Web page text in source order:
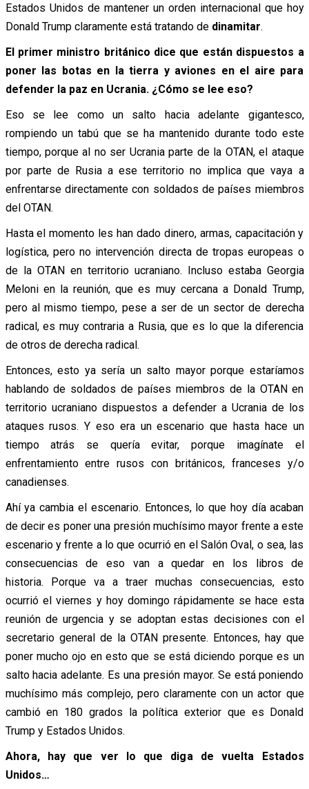
Estados Unidos de mantener un orden internacional que hoy
Donald Trump claramente está tratando de dinamitar.
El primer ministro británico dice que están dispuestos a
poner las botas en la tierra y aviones en el aire para
defender la paz en Ucrania. ¿Cómo se lee eso?
Eso se lee como un salto hacia adelante gigantesco,
rompiendo un tabú que se ha mantenido durante todo este
tiempo, porque al no ser Ucrania parte de la OTAN, el ataque
por parte de Rusia a ese territorio no implica que vaya a
enfrentarse directamente con soldados de países miembros
del OTAN.
Hasta el momento les han dado dinero, armas, capacitación y
logística, pero no intervención directa de tropas europeas o
de la OTAN en territorio ucraniano. Incluso estaba Georgia
Meloni en la reunión, que es muy cercana a Donald Trump,
pero al mismo tiempo, pese a ser de un sector de derecha
radical, es muy contraria a Rusia, que es lo que la diferencia
de otros de derecha radical.
Entonces, esto ya sería un salto mayor porque estaríamos
hablando de soldados de países miembros de la OTAN en
territorio ucraniano dispuestos a defender a Ucrania de los
ataques rusos. Y eso era un escenario que hasta hace un
tiempo atrás se quería evitar, porque imagínate el
enfrentamiento entre rusos con británicos, franceses y/o
canadienses.
Ahí ya cambia el escenario. Entonces, lo que hoy día acaban
de decir es poner una presión muchísimo mayor frente a este
escenario y frente a lo que ocurrió en el Salón Oval, o sea, las
consecuencias de eso van a quedar en los libros de
historia. Porque va a traer muchas consecuencias, esto
ocurrió el viernes y hoy domingo rápidamente se hace esta
reunión de urgencia y se adoptan estas decisiones con el
secretario general de la OTAN presente. Entonces, hay que
poner mucho ojo en esto que se está diciendo porque es un
salto hacia adelante. Es una presión mayor. Se está poniendo
muchísimo más complejo, pero claramente con un actor que
cambió en 180 grados la política exterior que es Donald
Trump y Estados Unidos.
Ahora, hay que ver lo que diga de vuelta Estados
Unidos…